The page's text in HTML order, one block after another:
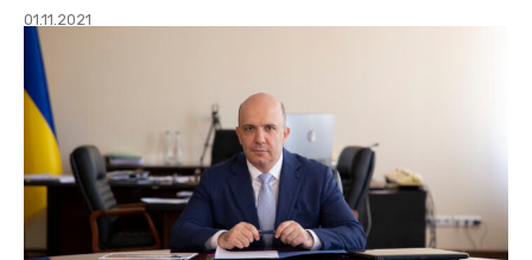
01.11.2021